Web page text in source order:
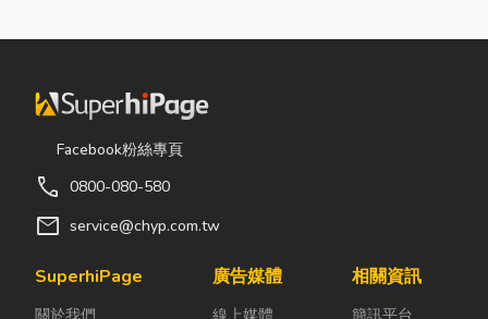
責任（S）與
（G）三個維
度營運成果的
正式文件。它
「健康體檢
表」與「永續
多中小企業主
的融資方式，
能取得資金應
依承作單位不
為證券公司的
還是每天幫助
僅能快速排除
Facebook粉絲專頁
call 0800-080-580
mail service@chyp.com.tw
SuperhiPage
關於我們
廣告媒體
線上媒體
相關資訊
簡訊平台